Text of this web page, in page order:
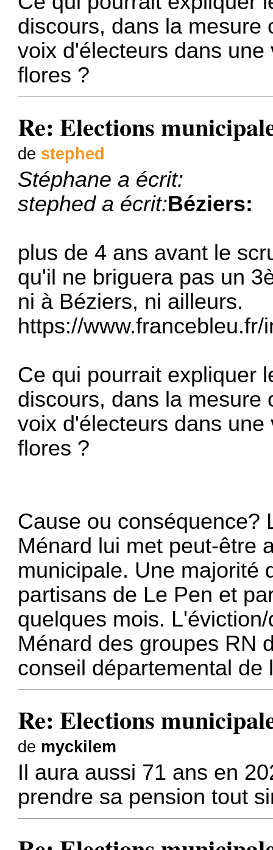
discours, dans la mesure
voix d'électeurs dans
flores ?
Re: Elections
de stephed
Stéphane a écrit:
stephed a écrit:Béziers:
plus de 4 ans avant le
qu'il ne briguera pas un
ni à Béziers, ni ailleurs.
https://
Ce qui pourrait expliquer
discours, dans la mesure
voix d'électeurs dans
flores ?
Cause ou conséquence?
Ménard lui met peut-être
municipale. Une majorité
partisans de Le Pen et
quelques mois.
Ménard des groupes RN
conseil départemental
Re: Elections
de myckilem
Il aura aussi 71 ans en
prendre sa pension tout